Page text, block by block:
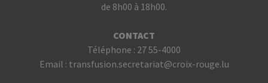
de 8h00 à 18h00.
CONTACT
Téléphone : 27 55-4000
Email : transfusion.secretariat@croix-rouge.lu